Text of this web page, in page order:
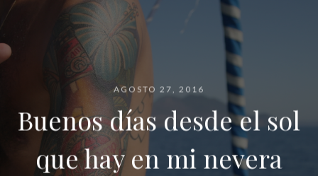
AGOSTO 27, 2016
Buenos días desde el sol
que hay en mi nevera